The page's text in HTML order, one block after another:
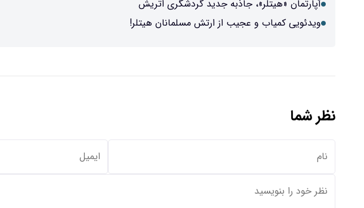
آپارتمان «هیتلر»، جاذبه‌ جدید گردشگری اتریش
ویدئویی کمیاب و عجیب از ارتش مسلمانان هیتلر!
نظر شما